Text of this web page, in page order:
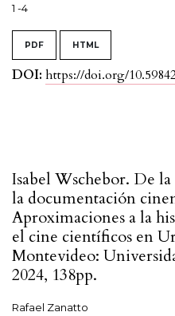
1 -4
PDF HTML
DOI: https://doi.org/
Isabel Wschebor. De
la documentación
Aproximaciones a la
el cine científicos en
Montevideo:
2024, 138pp.
Rafael Zanatto